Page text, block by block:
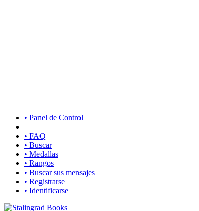
• Panel de Control
• FAQ
• Buscar
• Medallas
• Rangos
• Buscar sus mensajes
• Registrarse
• Identificarse